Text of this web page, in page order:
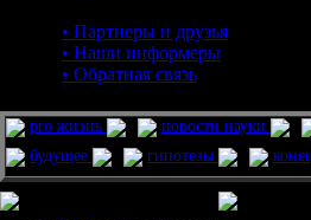
• Партнеры и друзья
• Наши информеры
• Обратная связь
pro жизнь новости науки
будущее
гипотезы